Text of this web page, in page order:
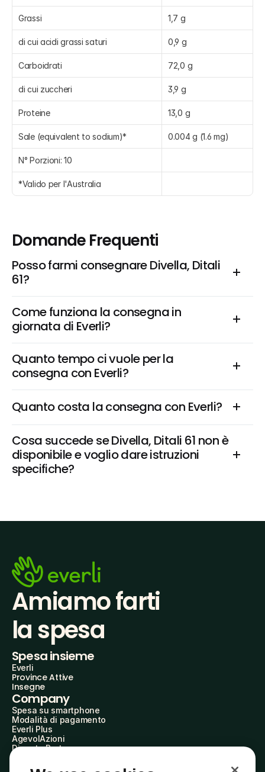
Grassi 1,7 g
di cui acidi grassi saturi 0,9 g
Carboidrati 72,0 g
di cui zuccheri 3,9 g
Proteine 13,0 g
Sale (equivalent to sodium)* 0.004 g (1.6 mg)
N° Porzioni: 10
*Valido per l'Australia
Domande Frequenti
Posso farmi consegnare Divella, Ditali
61?
Come funziona la consegna in
giornata di Everli?
Quanto tempo ci vuole per la
consegna con Everli?
Quanto costa la consegna con Everli?
Cosa succede se Divella, Ditali 61 non è
disponibile e voglio dare istruzioni
specifiche?
Amiamo farti
la spesa
Spesa insieme
Everli
Province Attive
Insegne
Company
Spesa su smartphone
Modalità di pagamento
Everli Plus
AgevolAzioni
Diventa Partner
Everli Shoppers